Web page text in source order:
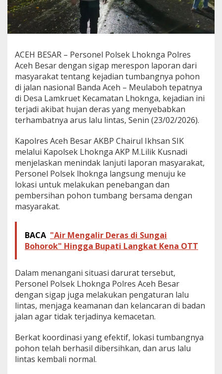
i
a
l
B
a
n
d
a
A
e
h
-
M
e
u
l
ACEH BESAR – Personel Polsek Lhoknga Polres
Aceh Besar dengan sigap merespon laporan dari
masyarakat tentang kejadian tumbangnya pohon
di jalan nasional Banda Aceh – Meulaboh tepatnya
di Desa Lamkruet Kecamatan Lhoknga, kejadian ini
terjadi akibat hujan deras yang menyebabkan
terhambatnya arus lalu lintas, Senin (23/02/2026).
Kapolres Aceh Besar AKBP Chairul Ikhsan SIK
melalui Kapolsek Lhoknga AKP M.Lilik Kusnadi
menjelaskan menindak lanjuti laporan masyarakat,
Personel Polsek lhoknga langsung menuju ke
lokasi untuk melakukan penebangan dan
pembersihan pohon tumbang bersama dengan
masyarakat.
BACA "Air Mengalir Deras di Sungai
Bohorok" Hingga Bupati Langkat Kena OTT
Dalam menangani situasi darurat tersebut,
Personel Polsek Lhoknga Polres Aceh Besar
dengan sigap juga melakukan pengaturan lalu
lintas, menjaga keamanan dan kelancaran di badan
jalan agar tidak terjadinya kemacetan.
Berkat koordinasi yang efektif, lokasi tumbangnya
pohon telah berhasil dibersihkan, dan arus lalu
lintas kembali normal.